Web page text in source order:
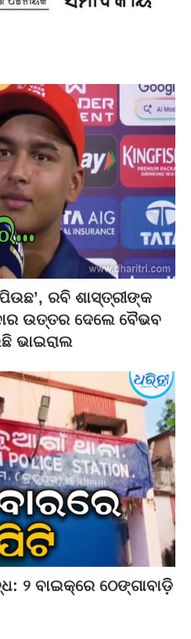
ରବି ଶାସ୍ତ୍ରୀଙ୍କ
ଉତ୍ତର ଦେଲେ ବୈଭବ
ଭାଇରାଲ
୨ ବାଇକ୍‌ରେ ଠେଙ୍ଗାବାଡ଼ି